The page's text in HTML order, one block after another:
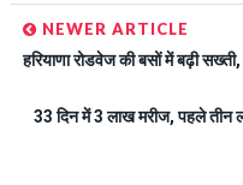
NEWER ARTICLE
हरियाणा रोडवेज की बसों में बढ़ी
33 दिन में 3 लाख मरीज, पहले तीन